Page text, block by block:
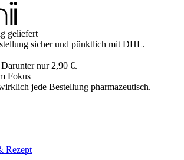
geliefert
sicher und pünktlich mit DHL.
nur 2,90 €.
Fokus
jede Bestellung pharmazeutisch.
Rezept